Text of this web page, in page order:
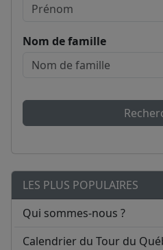
Nom de famille
LES PLUS POPULAIRES
Qui sommes-nous ?
Calendrier du Tour du